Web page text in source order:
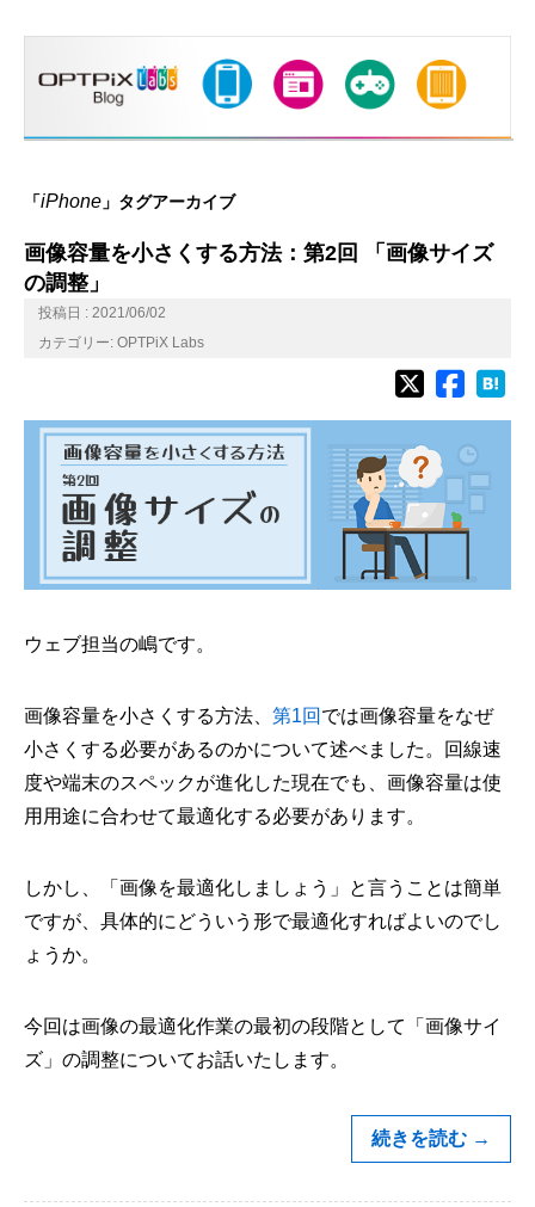
「iPhone 」タグアーカイブ
画像容量を小さくする方法：第2回 「画像サイズ
の調整」
投稿日 : 2021/06/02
カテゴリー: OPTPiX Labs
ウェブ担当の嶋です。
画像容量を小さくする方法、 第1回 では画像容量をなぜ
小さくする必要があるのかについて述べました。回線速
度や端末のスペックが進化した現在でも、画像容量は使
用用途に合わせて最適化する必要があります。
しかし、「画像を最適化しましょう」と言うことは簡単
ですが、具体的にどういう形で最適化すればよいのでし
ょうか。
今回は画像の最適化作業の最初の段階として「画像サイ
ズ」の調整についてお話いたします。
続きを読む →